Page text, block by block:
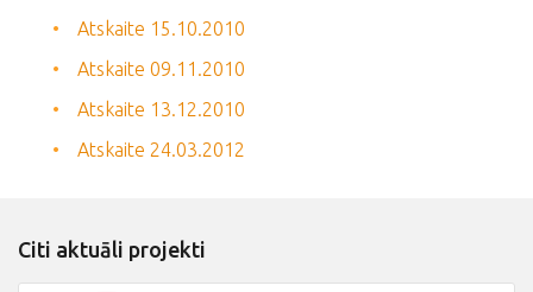
Atskaite 15.10.2010
Atskaite 09.11.2010
Atskaite 13.12.2010
Atskaite 24.03.2012
Citi aktuāli projekti